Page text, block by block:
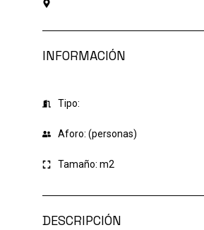
INFORMACIÓN
Tipo:
Aforo: (personas)
Tamaño:m2
DESCRIPCIÓN